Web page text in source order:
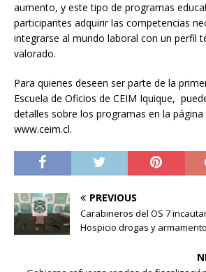
aumento, y este tipo de programas
participantes adquirir las competencias
integrarse al mundo laboral con un perfil
valorado.
Para quienes deseen ser parte de la
Escuela de Oficios de CEIM Iquique,
detalles sobre los programas en la
www.ceim.cl.
PREVIOUS
Carabineros del OS 7
Hospicio drogas y armamento